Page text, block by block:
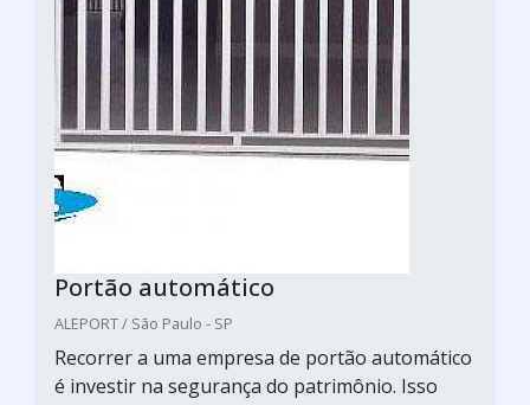
Portão automático
ALEPORT / São Paulo - SP
Recorrer a uma empresa de portão automático
é investir na segurança do patrimônio. Isso